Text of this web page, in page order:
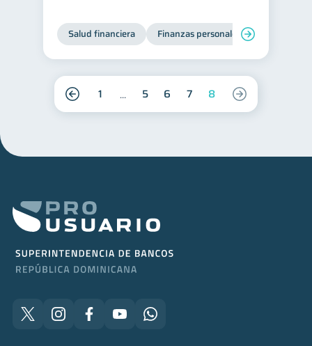
Salud financiera Finanzas personales
1 5 6 7 8